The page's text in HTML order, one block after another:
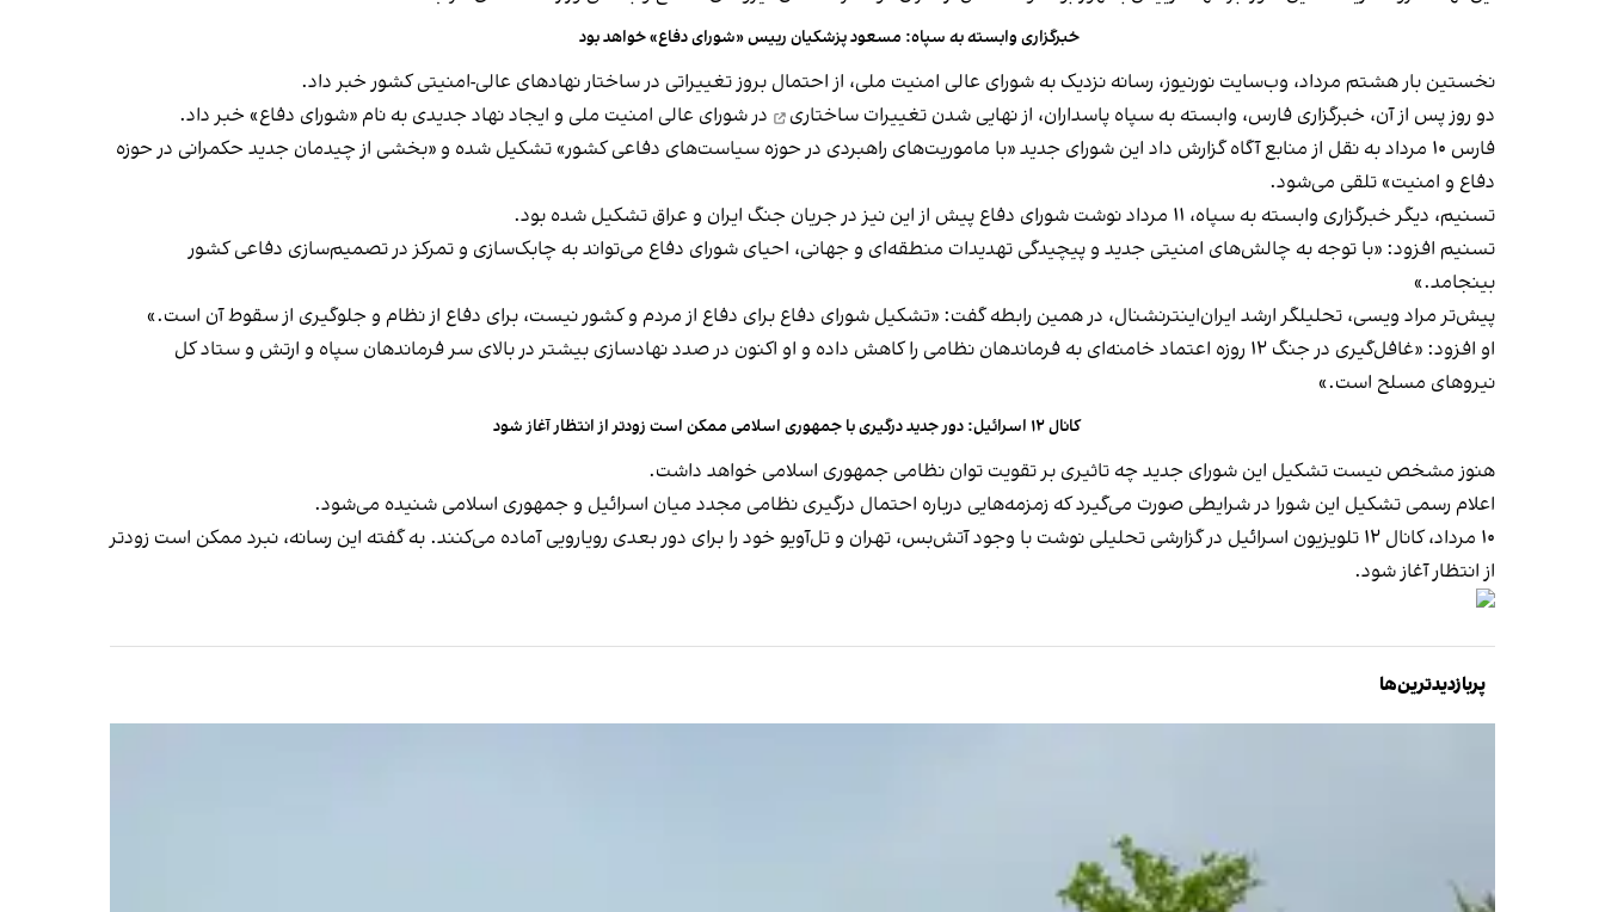
خبرگزاری وابسته به سپاه: مسعود پزشکیان رییس «شورای دفاع» خواهد بود
نخستین بار هشتم مرداد، وب‌سایت نورنیوز، رسانه نزدیک به شورای عالی امنیت ملی، از احتمال بروز تغییراتی در ساختار نهادهای عالی-امنیتی کشور خبر داد.
دو روز پس از آن، خبرگزاری فارس، وابسته به سپاه پاسداران، ازنهایی‌ شدن تغییرات ساختاری
در شورای عالی امنیت ملی و ایجاد نهاد جدیدی به نام «شورای دفاع» خبر داد.
فارس ۱۰ مرداد به نقل از منابع آگاه گزارش داد این شورای جدید «با ماموریت‌های راهبردی در حوزه سیاست‌های دفاعی کشور» تشکیل شده و «بخشی از چیدمان جدید حکمرانی در حوزه
دفاع و امنیت» تلقی می‌شود.
تسنیم، دیگر خبرگزاری وابسته به سپاه، ۱۱ مرداد نوشت شورای دفاع پیش از این نیز در جریان جنگ ایران و عراق تشکیل شده بود.
تسنیم افزود: «با توجه به چالش‌های امنیتی جدید و پیچیدگی تهدیدات منطقه‌ای و جهانی، احیای شورای دفاع می‌تواند به چابک‌سازی و تمرکز در تصمیم‌سازی دفاعی کشور
بینجامد.»
پیش‌تر مراد ویسی، تحلیلگر ارشد ایران‌اینترنشنال، در همین رابطه گفت: «تشکیل شورای دفاع برای دفاع از مردم و کشور نیست، برای دفاع از نظام و جلوگیری از سقوط آن است.»
او افزود: «غافل‌گیری در جنگ ۱۲ روزه اعتماد خامنه‌ای به فرماندهان نظامی را کاهش داده و او اکنون در صدد نهادسازی بیشتر در بالای سر فرماندهان سپاه و ارتش و ستاد کل
نیروهای مسلح است.»
کانال ۱۲ اسرائیل: دور جدید درگیری با جمهوری اسلامی ممکن است زودتر از انتظار آغاز شود
هنوز مشخص نیست تشکیل این شورای جدید چه تاثیری بر تقویت توان نظامی جمهوری اسلامی خواهد داشت.
اعلام رسمی تشکیل این شورا در شرایطی صورت می‌گیرد که زمزمه‌هایی درباره احتمال درگیری نظامی مجدد میان اسرائیل و جمهوری اسلامی شنیده می‌شود.
۱۰ مرداد، کانال ۱۲ تلویزیون اسرائیل در گزارشی تحلیلی نوشت با وجود آتش‌بس، تهران و تل‌آویو خود را برای دور بعدی رویارویی آماده می‌کنند. به گفته این رسانه، نبرد ممکن است زودتر
از انتظار آغاز شود.
پربازدیدترین‌ها